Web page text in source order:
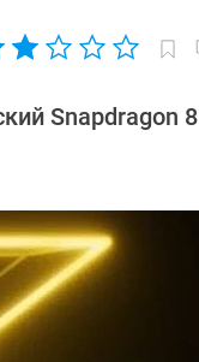
Snapdragon 8